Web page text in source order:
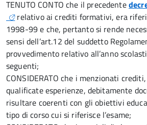
TENUTO CONTO che il precedente
relativo ai crediti formativi, era
1998-99 e che, pertanto si rende
sensi dell’art.12 del suddetto
provvedimento relativo all’anno
seguenti;
CONSIDERATO che i menzionati
qualificate esperienze, debitamente
risultare coerenti con gli obiettivi
tipo di corso cui si riferisce l’esame;